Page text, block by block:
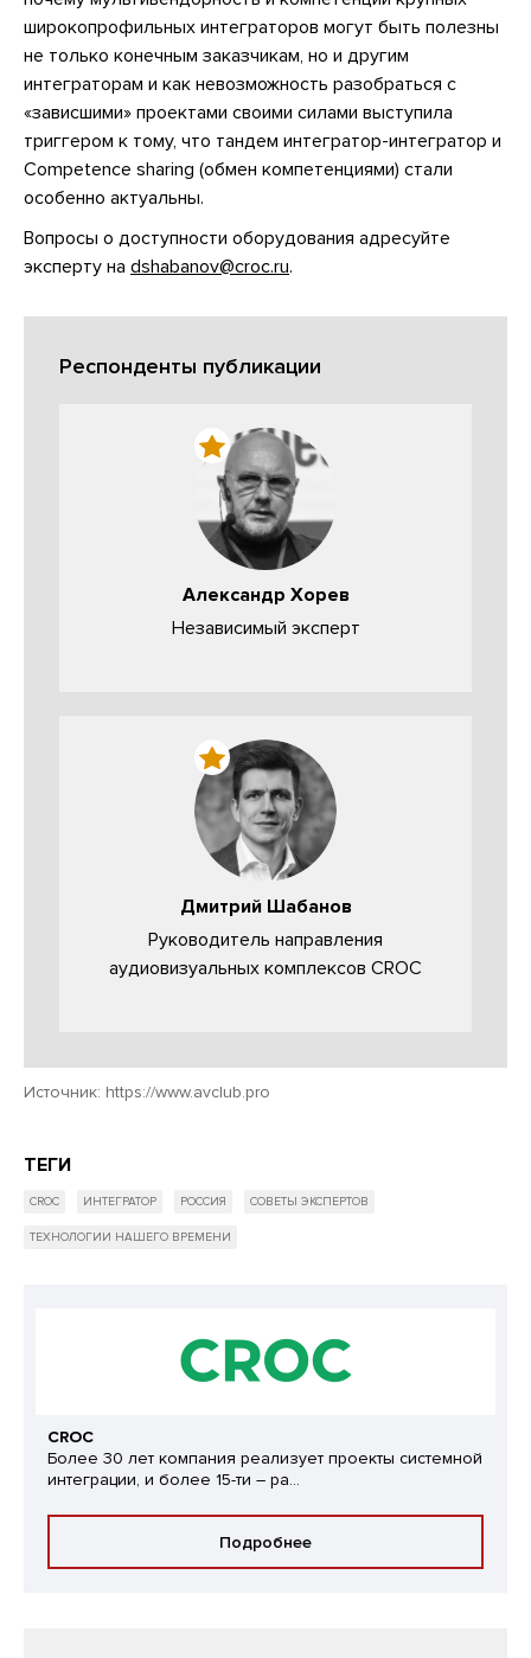
широкопрофильных интеграторов могут быть полезны
не только конечным заказчикам, но и другим
интеграторам и как невозможность разобраться с
«зависшими» проектами своими силами выступила
триггером к тому, что тандем интегратор-интегратор и
Сompetence sharing (обмен компетенциями) стали
особенно актуальны.
Вопросы о доступности оборудования адресуйте
эксперту на dshabanov@croc.ru.
Респонденты публикации
Александр Хорев
Независимый эксперт
Дмитрий Шабанов
Руководитель направления
аудиовизуальных комплексов CROC
Источник: https://www.avclub.pro
ТЕГИ
CROC ИНТЕГРАТОР РОССИЯ СОВЕТЫ ЭКСПЕРТОВ
ТЕХНОЛОГИИ НАШЕГО ВРЕМЕНИ
CROC
Более 30 лет компания реализует проекты системной
интеграции, и более 15-ти – ра...
Подробнее